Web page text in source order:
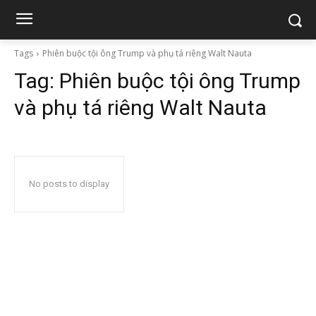
Tags Phiên buộc tội ông Trump và phụ tá riêng Walt Nauta
Tag: Phiên buộc tội ông Trump
và phụ tá riêng Walt Nauta
No posts to display